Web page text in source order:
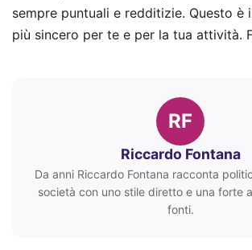
sempre puntuali e redditizie. Questo è
più sincero per te e per la tua attività.
RF
Riccardo Fontana
Da anni Riccardo Fontana racconta
società con uno stile diretto e una forte
fonti.